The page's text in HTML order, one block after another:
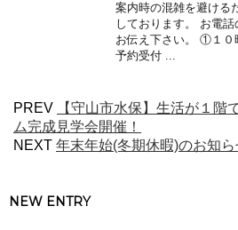
案内時の混雑を避ける
しております。 お電
お伝え下さい。 ①１
予約受付 ...
PREV
【守山市水保】生活が１階
ム完成見学会開催！
NEXT 年末年始(冬期休暇)のお知ら
NEW ENTRY